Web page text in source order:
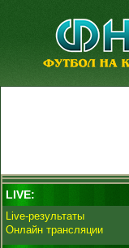
LIVE:
Live-результаты
Онлайн трансляции